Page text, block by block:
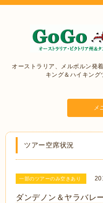
オーストラリア、メルボルン発
キング＆ハイキン
メ
ツアー空席状況
一部のツアーのみ空きあり
ダンデノン＆ヤラバレ